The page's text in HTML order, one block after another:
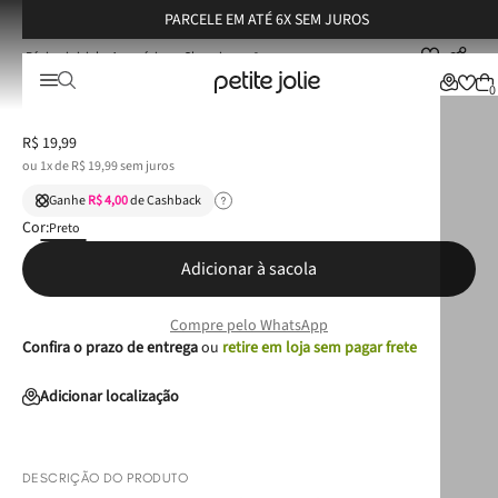
PARCELE EM ATÉ 6X SEM JUROS
0
Acessórios Chaveiros Chaveiro Preto PJ6032
Chaveiro Preto PJ6032
R$ 19,99
ou 1x deR$ 19,99sem juros
GanheR$ 4,00de Cashback
Cor:Preto
Adicionar à sacola
Compre pelo WhatsApp
Confira o prazo de entregaou retire em loja sem pagar frete
Adicionar localização
DESCRIÇÃO DO PRODUTO